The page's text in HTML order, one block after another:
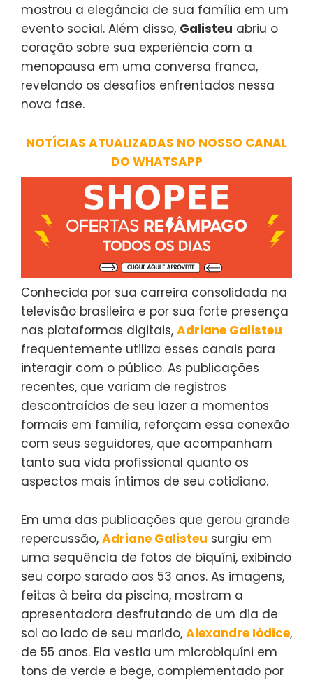
mostrou a elegância de sua família em um
evento social. Além disso, Galisteu abriu o
coração sobre sua experiência com a
menopausa em uma conversa franca,
revelando os desafios enfrentados nessa
nova fase.
NOTÍCIAS ATUALIZADAS NO NOSSO CANAL
DO WHATSAPP
Conhecida por sua carreira consolidada na
televisão brasileira e por sua forte presença
nas plataformas digitais, Adriane Galisteu
frequentemente utiliza esses canais para
interagir com o público. As publicações
recentes, que variam de registros
descontraídos de seu lazer a momentos
formais em família, reforçam essa conexão
com seus seguidores, que acompanham
tanto sua vida profissional quanto os
aspectos mais íntimos de seu cotidiano.
Em uma das publicações que gerou grande
repercussão, Adriane Galisteu surgiu em
uma sequência de fotos de biquíni, exibindo
seu corpo sarado aos 53 anos. As imagens,
feitas à beira da piscina, mostram a
apresentadora desfrutando de um dia de
sol ao lado de seu marido, Alexandre Iódice,
de 55 anos. Ela vestia um microbiquíni em
tons de verde e bege, complementado por